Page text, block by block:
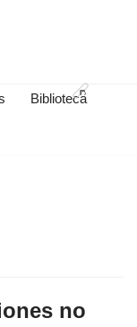
Biblioteca
no